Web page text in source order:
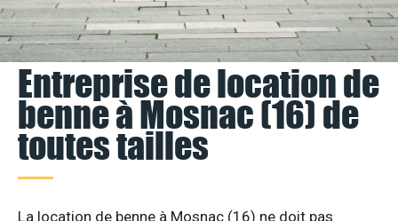
Entreprise de location de
benne à Mosnac (16) de
toutes tailles
La location de benne à Mosnac (16) ne doit pas